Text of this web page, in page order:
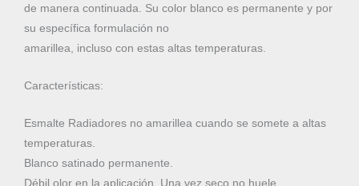
de manera continuada. Su color blanco es permanente y por
su específica formulación no
amarillea, incluso con estas altas temperaturas.
Características:
Esmalte Radiadores no amarillea cuando se somete a altas
temperaturas.
Blanco satinado permanente.
Débil olor en la aplicación. Una vez seco no huele.